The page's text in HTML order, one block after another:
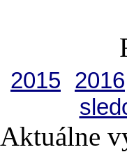
2015
2016
Aktuálne